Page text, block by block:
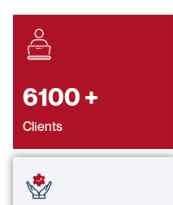
6100+
Clients